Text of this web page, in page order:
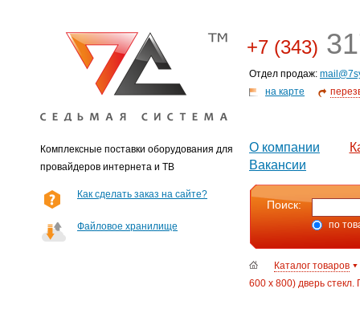
Комплексные поставки оборудования для
провайдеров интернета и ТВ
+7 (343)
Отдел продаж:
на карте
О компании
Вакансии
Как сделать заказ на сайте?
Файловое хранилище
Поиск:
по
Каталог товаров
600 х 800) дверь